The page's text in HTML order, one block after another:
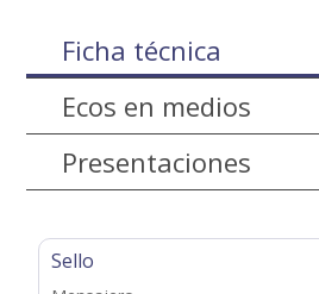
Ficha técnica
Ecos en medios
Presentaciones
Sello